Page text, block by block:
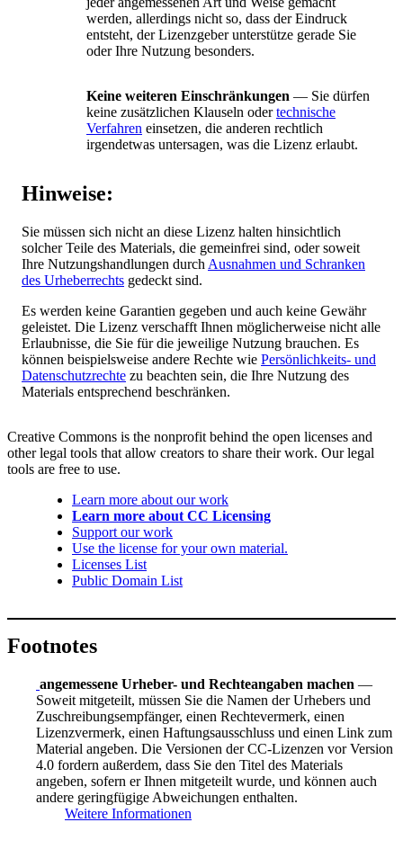
werden, allerdings nicht so, dass der Eindruck
entsteht, der Lizenzgeber unterstütze gerade Sie
oder Ihre Nutzung besonders.
Keine weiteren Einschränkungen — Sie dürfen
keine zusätzlichen Klauseln odertechnische
Verfahren einsetzen, die anderen rechtlich
irgendetwas untersagen, was die Lizenz erlaubt.
Hinweise:
Sie müssen sich nicht an diese Lizenz halten hinsichtlich
solcher Teile des Materials, die gemeinfrei sind, oder soweit
Ihre Nutzungshandlungen durch Ausnahmen und Schranken
des Urheberrechts gedeckt sind.
Es werden keine Garantien gegeben und auch keine Gewähr
geleistet. Die Lizenz verschafft Ihnen möglicherweise nicht alle
Erlaubnisse, die Sie für die jeweilige Nutzung brauchen. Es
können beispielsweise andere Rechte wie Persönlichkeits- und
Datenschutzrechte zu beachten sein, die Ihre Nutzung des
Materials entsprechend beschränken.
Creative Commons is the nonprofit behind the open licenses and
other legal tools that allow creators to share their work. Our legal
tools are free to use.
Learn more about our work
Learn more about CC Licensing
Support our work
Use the license for your own material.
Licenses List
Public Domain List
Footnotes
angemessene Urheber- und Rechteangaben machen —
Soweit mitgeteilt, müssen Sie die Namen der Urhebers und
Zuschreibungsempfänger, einen Rechtevermerk, einen
Lizenzvermerk, einen Haftungsausschluss und einen Link zum
Material angeben. Die Versionen der CC-Lizenzen vor Version
4.0 fordern außerdem, dass Sie den Titel des Materials
angeben, sofern er Ihnen mitgeteilt wurde, und können auch
andere geringfügige Abweichungen enthalten.
Weitere Informationen